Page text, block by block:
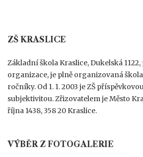
ZŠ KRASLICE
Základní škola Kraslice, Dukelská
organizace, je plně organizovaná
ročníky. Od 1. 1. 2003 je ZŠ
subjektivitou. Zřizovatelem je Město
října 1438, 358 20 Kraslice.
VÝBĚR Z FOTOGALERIE